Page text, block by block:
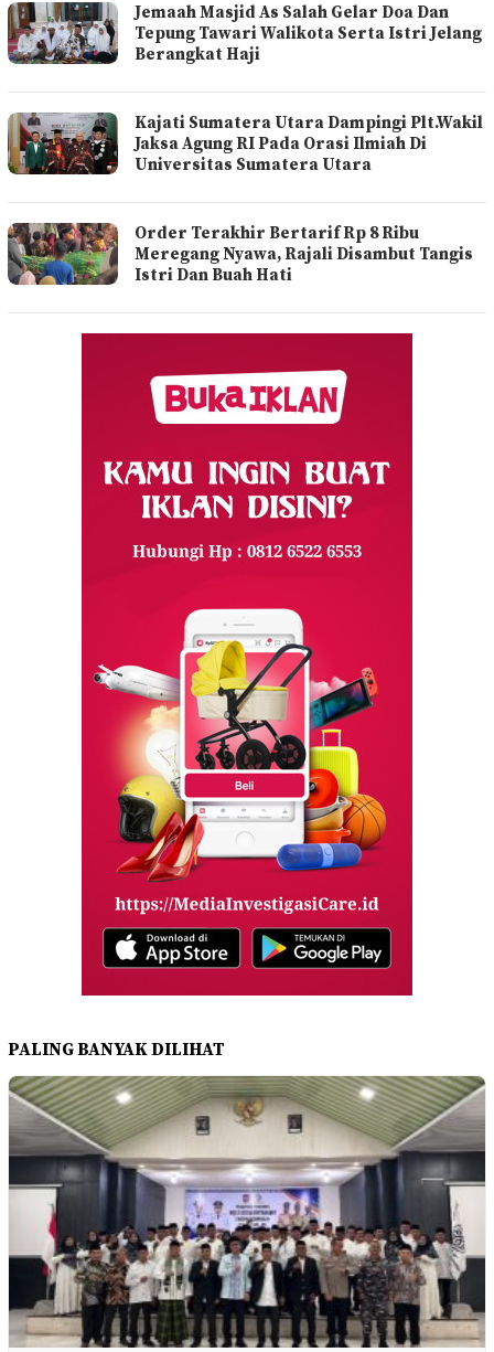
Jemaah Masjid As Salah Gelar Doa Dan
Tepung Tawari Walikota Serta Istri Jelang
Berangkat Haji
Kajati Sumatera Utara Dampingi Plt.Wakil
Jaksa Agung RI Pada Orasi Ilmiah Di
Universitas Sumatera Utara
Order Terakhir Bertarif Rp 8 Ribu
Meregang Nyawa, Rajali Disambut Tangis
Istri Dan Buah Hati
PALING BANYAK DILIHAT